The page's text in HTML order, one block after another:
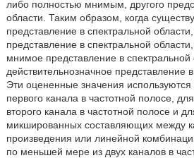
либо полностью мнимым, другого
области. Таким образом, когда
представление в спектральной
представление в спектральной
мнимое представление в спектральной
действительнозначное представление
Эти оцененные значения
первого канала в частотной полосе,
второго канала в частотной полосе и
микшированных составляющих между
произведения или линейной
по меньшей мере из двух каналов в